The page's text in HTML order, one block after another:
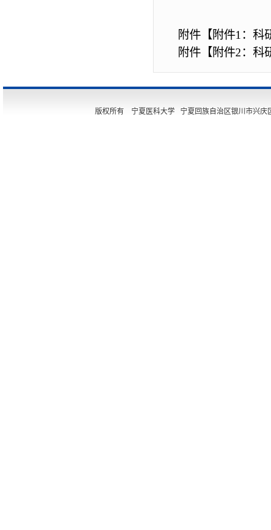
附件【 附件1：科
附件【 附件2：科
版权所有 宁夏医科大学 宁夏回族自治区银川市兴庆